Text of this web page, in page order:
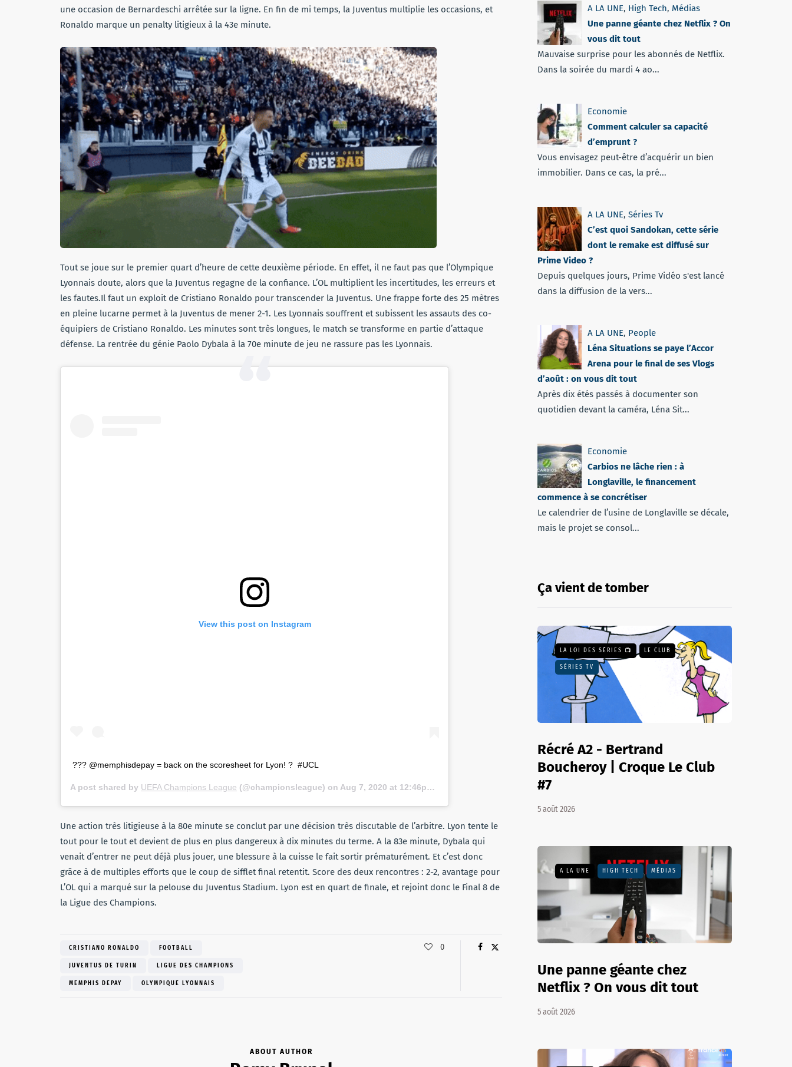
une occasion de Bernardeschi arrêtée sur la ligne. En fin de mi temps, la Juventus multiplie les occasions, et
Ronaldo marque un penalty litigieux à la 43e minute.
Tout se joue sur le premier quart d’heure de cette deuxième période. En effet, il ne faut pas que l’Olympique
Lyonnais doute, alors que la Juventus regagne de la confiance. L’OL multiplient les incertitudes, les erreurs et
les fautes.Il faut un exploit de Cristiano Ronaldo pour transcender la Juventus. Une frappe forte des 25 mètres
en pleine lucarne permet à la Juventus de mener 2-1. Les Lyonnais souffrent et subissent les assauts des co-
équipiers de Cristiano Ronaldo. Les minutes sont très longues, le match se transforme en partie d’attaque
défense. La rentrée du génie Paolo Dybala à la 70e minute de jeu ne rassure pas les Lyonnais.
View this post on Instagram
??? @memphisdepay = back on the scoresheet for Lyon! ?⁣ ⁣ #UCL
A post shared by UEFA Champions League (@championsleague) on Aug 7, 2020 at 12:46pm PDT
Une action très litigieuse à la 80e minute se conclut par une décision très discutable de l’arbitre. Lyon tente le
tout pour le tout et devient de plus en plus dangereux à dix minutes du terme. A la 83e minute, Dybala qui
venait d’entrer ne peut déjà plus jouer, une blessure à la cuisse le fait sortir prématurément. Et c’est donc
grâce à de multiples efforts que le coup de sifflet final retentit. Score des deux rencontres : 2-2, avantage pour
L’OL qui a marqué sur la pelouse du Juventus Stadium. Lyon est en quart de finale, et rejoint donc le Final 8 de
la Ligue des Champions.
CRISTIANO RONALDO FOOTBALL
JUVENTUS DE TURIN LIGUE DES CHAMPIONS
MEMPHIS DEPAY OLYMPIQUE LYONNAIS
0
ABOUT AUTHOR
A LA UNE, High Tech, Médias
Une panne géante chez Netflix ? On
vous dit tout
Mauvaise surprise pour les abonnés de Netflix.
Dans la soirée du mardi 4 ao...
Economie
Comment calculer sa capacité
d’emprunt ?
Vous envisagez peut-être d’acquérir un bien
immobilier. Dans ce cas, la pré...
A LA UNE, Séries Tv
C’est quoi Sandokan, cette série
dont le remake est diffusé sur
Prime Video ?
Depuis quelques jours, Prime Vidéo s'est lancé
dans la diffusion de la vers...
A LA UNE, People
Léna Situations se paye l’Accor
Arena pour le final de ses Vlogs
d’août : on vous dit tout
Après dix étés passés à documenter son
quotidien devant la caméra, Léna Sit...
Economie
Carbios ne lâche rien : à
Longlaville, le financement
commence à se concrétiser
Le calendrier de l’usine de Longlaville se décale,
mais le projet se consol...
Ça vient de tomber
LA LOI DES SÉRIES 📺 LE CLUB
SÉRIES TV
Récré A2 - Bertrand
Boucheroy | Croque Le Club
#7
5 août 2026
A LA UNE HIGH TECH MÉDIAS
Une panne géante chez
Netflix ? On vous dit tout
5 août 2026